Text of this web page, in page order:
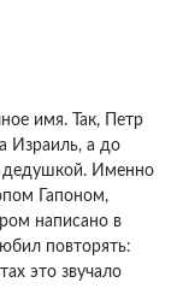
имя. Так, Петр
Израиль, а до
дедушкой. Именно
Гапоном,
написано в
повторять:
это звучало